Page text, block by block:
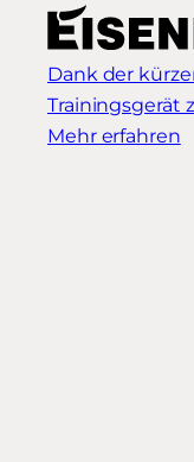
Dank der
Trainingsgerät
Mehr erfahren